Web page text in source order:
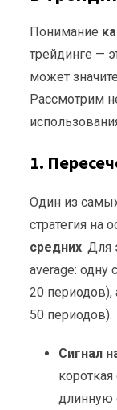
Понимание
трейдинге —
может
Рассмотрим
1.
Один из
стратегия на
средних. Для
average:
20
50 периодов).
Сигнал
длинную